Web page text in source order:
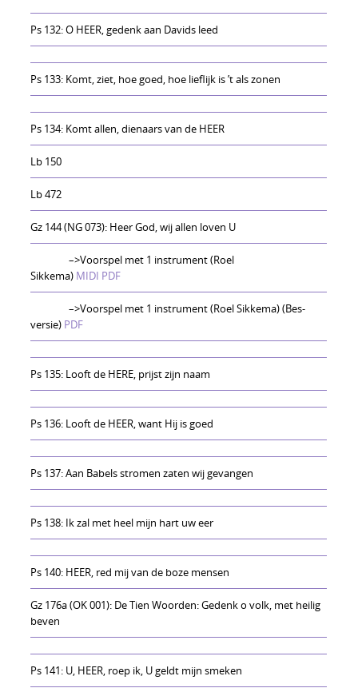
Ps 132: O HEER, gedenk aan Davids leed
Ps 133: Komt, ziet, hoe goed, hoe lieflijk is ’t als zonen
Ps 134: Komt allen, dienaars van de HEER
Lb 150
Lb 472
Gz 144 (NG 073): Heer God, wij allen loven U
–>Voorspel met 1 instrument (Roel
Sikkema) MIDI PDF
–>Voorspel met 1 instrument (Roel Sikkema) (Bes-
versie) PDF
Ps 135: Looft de HERE, prijst zijn naam
Ps 136: Looft de HEER, want Hij is goed
Ps 137: Aan Babels stromen zaten wij gevangen
Ps 138: Ik zal met heel mijn hart uw eer
Ps 140: HEER, red mij van de boze mensen
Gz 176a (OK 001): De Tien Woorden: Gedenk o volk, met heilig
beven
Ps 141: U, HEER, roep ik, U geldt mijn smeken